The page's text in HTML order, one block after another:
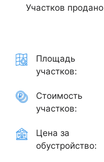
Участков продано
Площадь
участков:
Стоимость
участков:
Цена за
обустройство: